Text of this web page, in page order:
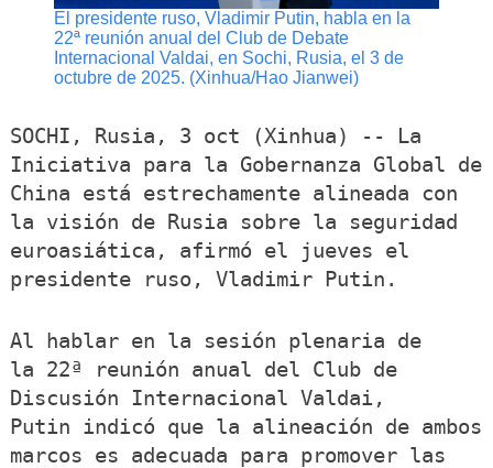
El presidente ruso, Vladimir Putin, habla en la
22ª reunión anual del Club de Debate
Internacional Valdai, en Sochi, Rusia, el 3 de
octubre de 2025. (Xinhua/Hao Jianwei)
SOCHI, Rusia, 3 oct (Xinhua) -- La
Iniciativa para la Gobernanza Global de
China está estrechamente alineada con
la visión de Rusia sobre la seguridad
euroasiática, afirmó el jueves el
presidente ruso, Vladimir Putin.
Al hablar en la sesión plenaria de
la 22ª reunión anual del Club de
Discusión Internacional Valdai,
Putin indicó que la alineación de ambos
marcos es adecuada para promover las